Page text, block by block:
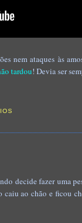
nem ataques às
tardou! Devia ser
decide fazer uma
ao chão e ficou